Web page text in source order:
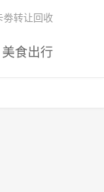
美食出行
劵转让回收